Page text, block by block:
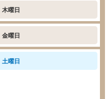
木曜日
金曜日
土曜日